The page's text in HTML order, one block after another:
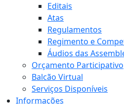
Editais
Atas
Regulamentos
Regimento e
Áudios das
Orçamento Participativo
Balcão Virtual
Serviços Disponíveis
Informações